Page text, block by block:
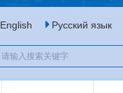
English Русский язык